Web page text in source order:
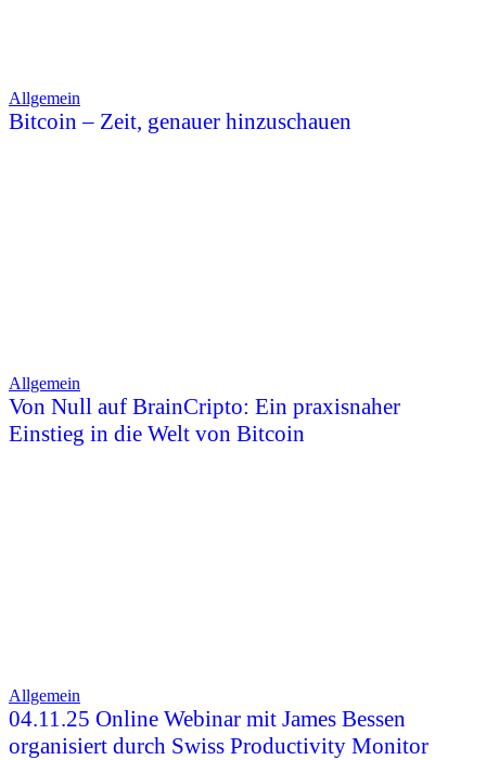
Allgemein
Bitcoin – Zeit, genauer hinzuschauen
Allgemein
Von Null auf BrainCripto: Ein praxisnaher
Einstieg in die Welt von Bitcoin
Allgemein
04.11.25 Online Webinar mit James Bessen
organisiert durch Swiss Productivity Monitor